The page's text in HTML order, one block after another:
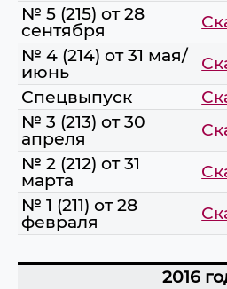
№ 5 (215) от 28
сентября
№ 4 (214) от 31 мая/
июнь
Спецвыпуск
№ 3 (213) от 30
апреля
№ 2 (212) от 31
марта
№ 1 (211) от 28
февраля
2016